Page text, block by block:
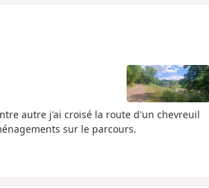
autre j'ai croisé la route d'un chevreuil
sur le parcours.